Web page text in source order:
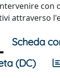
con
attraverso
Scheda
(DC)